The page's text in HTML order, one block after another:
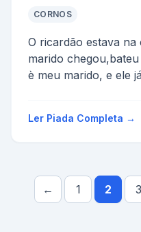
CORNOS
O ricardão estava na
marido
è meu marido, e ele
Ler Piada Completa →
← 1 2 3